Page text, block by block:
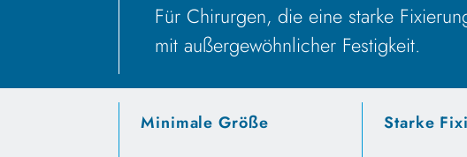
Für Chirurgen, die eine starke
mit außergewöhnlicher Festigkeit.
Minimale Größe Starke